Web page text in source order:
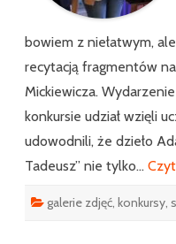
bowiem z niełatwym,
recytacją fragmentów
Mickiewicza.
konkursie udział wzięli
udowodnili, że dzieło
Tadeusz” nie tylko…
galerie zdjęć konkursy